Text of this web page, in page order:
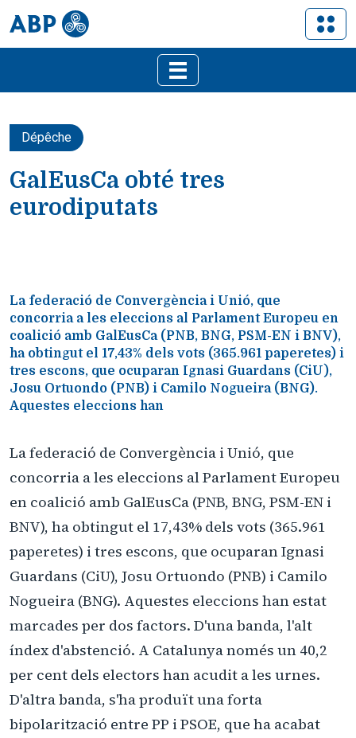
Dépêche
GalEusCa obté tres
eurodiputats
La federació de Convergència i Unió, que
concorria a les eleccions al Parlament Europeu en
coalició amb GalEusCa (PNB, BNG, PSM-EN i BNV),
ha obtingut el 17,43% dels vots (365.961 paperetes) i
tres escons, que ocuparan Ignasi Guardans (CiU),
Josu Ortuondo (PNB) i Camilo Nogueira (BNG).
Aquestes eleccions han
La federació de Convergència i Unió, que
concorria a les eleccions al Parlament Europeu
en coalició amb GalEusCa (PNB, BNG, PSM-EN i
BNV), ha obtingut el 17,43% dels vots (365.961
paperetes) i tres escons, que ocuparan Ignasi
Guardans (CiU), Josu Ortuondo (PNB) i Camilo
Nogueira (BNG). Aquestes eleccions han estat
marcades per dos factors. D'una banda, l'alt
índex d'abstenció. A Catalunya només un 40,2
per cent dels electors han acudit a les urnes.
D'altra banda, s'ha produït una forta
bipolarització entre PP i PSOE, que ha acabat